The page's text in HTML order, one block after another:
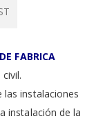
FABRICA
las instalaciones
instalación de la